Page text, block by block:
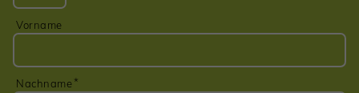
Vorname
Nachname